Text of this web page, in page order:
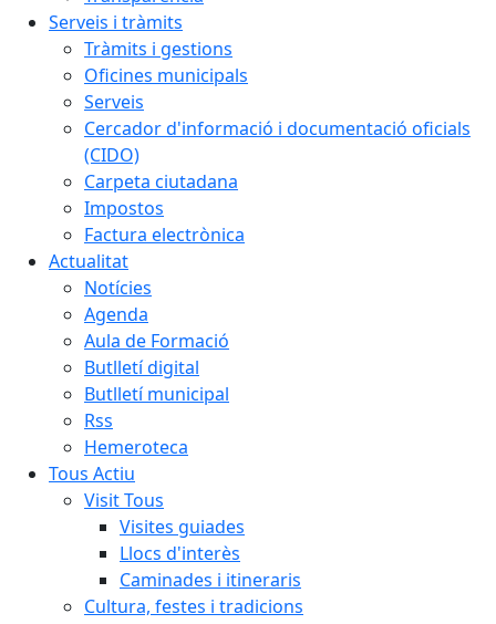
Serveis i tràmits
Tràmits i gestions
Oficines municipals
Serveis
Cercador d'informació i documentació oficials
(CIDO)
Carpeta ciutadana
Impostos
Factura electrònica
Actualitat
Notícies
Agenda
Aula de Formació
Butlletí digital
Butlletí municipal
Rss
Hemeroteca
Tous Actiu
Visit Tous
Visites guiades
Llocs d'interès
Caminades i itineraris
Cultura, festes i tradicions